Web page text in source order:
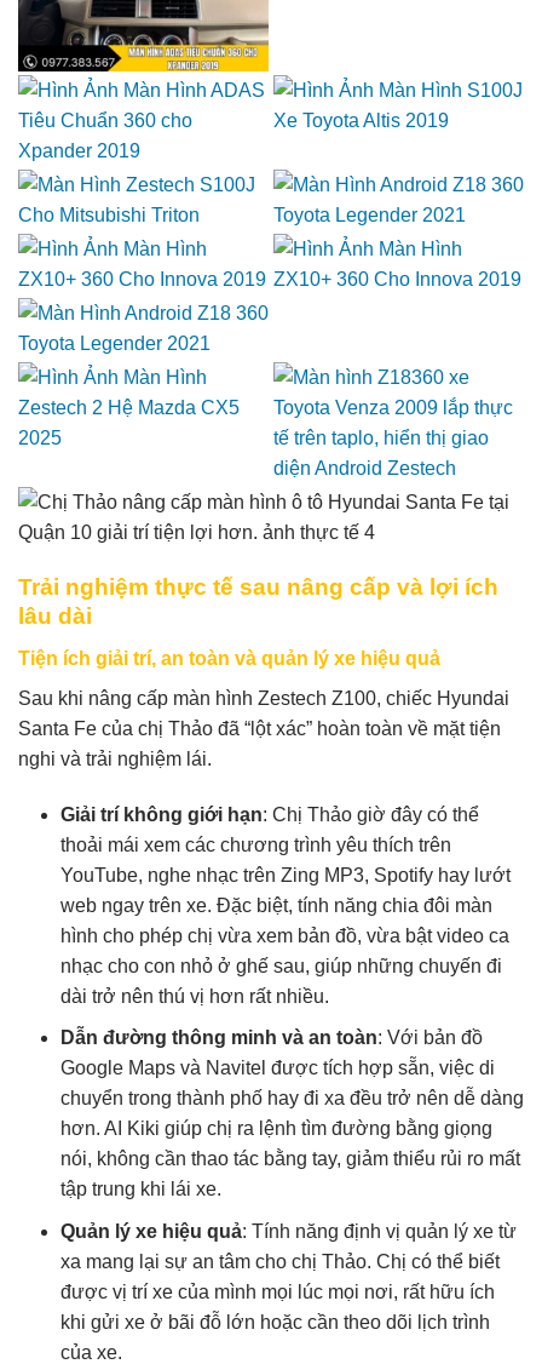
Trải nghiệm thực tế sau nâng cấp và lợi ích
lâu dài
Tiện ích giải trí, an toàn và quản lý xe hiệu quả
Sau khi nâng cấp màn hình Zestech Z100, chiếc Hyundai
Santa Fe của chị Thảo đã “lột xác” hoàn toàn về mặt tiện
nghi và trải nghiệm lái.
Giải trí không giới hạn: Chị Thảo giờ đây có thể
thoải mái xem các chương trình yêu thích trên
YouTube, nghe nhạc trên Zing MP3, Spotify hay lướt
web ngay trên xe. Đặc biệt, tính năng chia đôi màn
hình cho phép chị vừa xem bản đồ, vừa bật video ca
nhạc cho con nhỏ ở ghế sau, giúp những chuyến đi
dài trở nên thú vị hơn rất nhiều.
Dẫn đường thông minh và an toàn: Với bản đồ
Google Maps và Navitel được tích hợp sẵn, việc di
chuyển trong thành phố hay đi xa đều trở nên dễ dàng
hơn. AI Kiki giúp chị ra lệnh tìm đường bằng giọng
nói, không cần thao tác bằng tay, giảm thiểu rủi ro mất
tập trung khi lái xe.
Quản lý xe hiệu quả: Tính năng định vị quản lý xe từ
xa mang lại sự an tâm cho chị Thảo. Chị có thể biết
được vị trí xe của mình mọi lúc mọi nơi, rất hữu ích
khi gửi xe ở bãi đỗ lớn hoặc cần theo dõi lịch trình
của xe.